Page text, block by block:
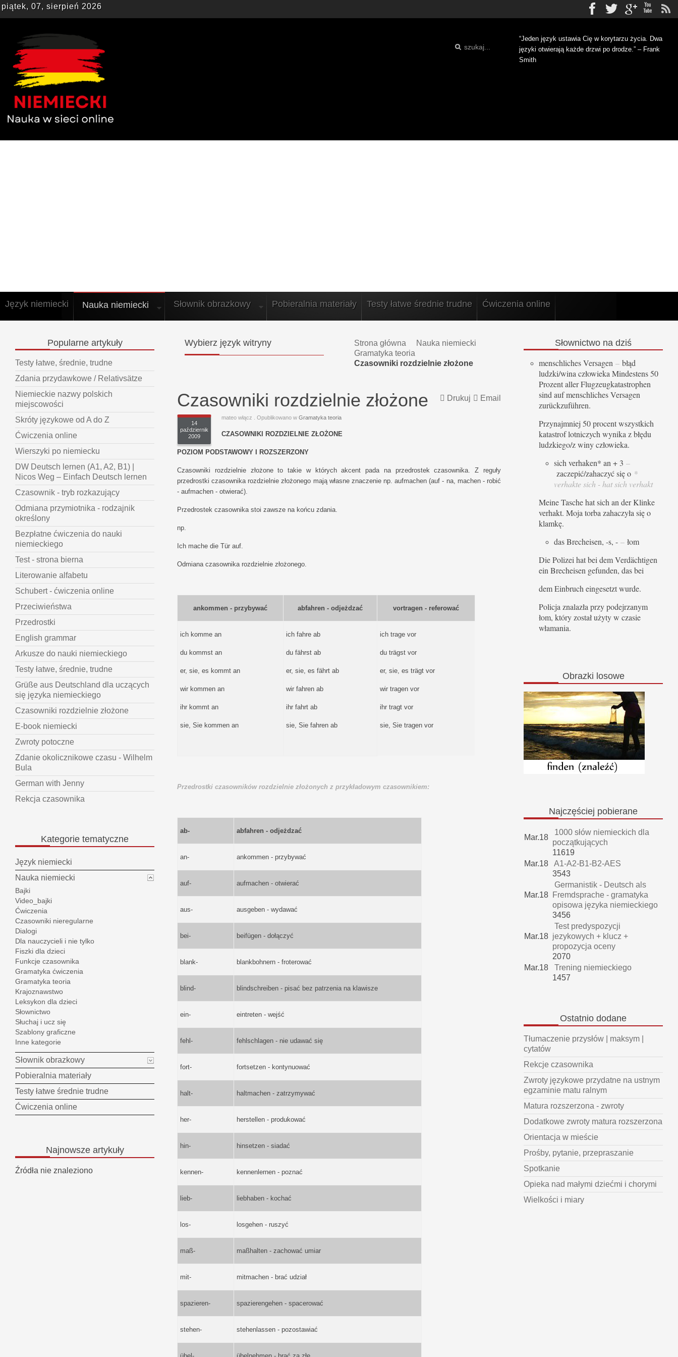
piątek, 07, sierpień 2026 Facebook
Twittergplus
“Jeden język ustawia Cię w korytarzu życia. Dwa
języki otwierają każde drzwi po drodze.” – Frank
Smith
Język niemiecki Nauka niemiecki Słownik obrazkowy Pobieralnia materiały Testy łatwe średnie trudne Ćwiczenia online
Wybierz język witryny Strona główna
Nauka niemiecki
Gramatyka teoria
Czasowniki rozdzielnie złożone
Email
Drukuj
Czasowniki rozdzielnie złożone
mateo włącz
14
październik
2009
. Opublikowano w Gramatyka teoria
CZASOWNIKI ROZDZIELNIE ZŁOŻONE
POZIOM PODSTAWOWY I ROZSZERZONY
Czasowniki rozdzielnie złożone to takie w których akcent pada na przedrostek czasownika. Z reguły
przedrostki czasownika rozdzielnie złożonego mają własne znaczenie np. aufmachen (auf - na, machen - robić
- aufmachen - otwierać).
Przedrostek czasownika stoi zawsze na końcu zdania.
np.
Ich mache die Tür auf.
Odmiana czasownika rozdzielnie złożonego.
ankommen - przybywać abfahren - odjeżdzać vortragen - referować
ich komme an
du kommst an
er, sie, es kommt an
wir kommen an
ihr kommt an
sie, Sie kommen an
ich fahre ab
du fährst ab
er, sie, es fährt ab
wir fahren ab
ihr fahrt ab
sie, Sie fahren ab
ich trage vor
du trägst vor
er, sie, es trägt vor
wir tragen vor
ihr tragt vor
sie, Sie tragen vor
Przedrostki czasowników rozdzielnie złożonych z przykładowym czasownikiem:
ab- abfahren - odjeżdzać
an- ankommen - przybywać
auf- aufmachen - otwierać
aus- ausgeben - wydawać
bei- beifügen - dołączyć
blank- blankbohnern - froterować
blind- blindschreiben - pisać bez patrzenia na klawisze
ein- eintreten - wejść
fehl- fehlschlagen - nie udawać się
fort- fortsetzen - kontynuować
halt- haltmachen - zatrzymywać
her- herstellen - produkować
hin- hinsetzen - siadać
kennen- kennenlernen - poznać
lieb- liebhaben - kochać
los- losgehen - ruszyć
maß- maßhalten - zachować umiar
mit- mitmachen - brać udział
spazieren- spazierengehen - spacerować
stehen- stehenlassen - pozostawiać
Popularneartykuły
Testy łatwe, średnie, trudne
Zdania przydawkowe / Relativsätze
Niemieckie nazwy polskich
miejscowości
Skróty językowe od A do Z
Ćwiczenia online
Wierszyki po niemiecku
DW Deutsch lernen (A1, A2, B1) |
Nicos Weg – Einfach Deutsch lernen
Czasownik - tryb rozkazujący
Odmiana przymiotnika - rodzajnik
określony
Bezpłatne ćwiczenia do nauki
niemieckiego
Test - strona bierna
Literowanie alfabetu
Schubert - ćwiczenia online
Przeciwieństwa
Przedrostki
English grammar
Arkusze do nauki niemieckiego
Testy łatwe, średnie, trudne
Grüße aus Deutschland dla uczących
się języka niemieckiego
Czasowniki rozdzielnie złożone
E-book niemiecki
Zwroty potoczne
Zdanie okolicznikowe czasu - Wilhelm
Bula
German with Jenny
Rekcja czasownika
Kategorie tematyczne
Język niemiecki
Nauka niemiecki
Bajki
Video_bajki
Ćwiczenia
Czasowniki nieregularne
Dialogi
Dla nauczycieli i nie tylko
Fiszki dla dzieci
Funkcje czasownika
Gramatyka ćwiczenia
Gramatyka teoria
Krajoznawstwo
Leksykon dla dzieci
Słownictwo
Słuchaj i ucz się
Szablony graficzne
Inne kategorie
Słownik obrazkowy
Pobieralnia materiały
Testy łatwe średnie trudne
Ćwiczenia online
Najnowszeartykuły
Źródła nie znaleziono
Słownictwo na dziś
menschliches Versagen – błąd
ludzki/wina człowieka Mindestens 50
Prozent aller Flugzeugkatastrophen
sind auf menschliches Versagen
zurückzuführen.
Przynajmniej 50 procent wszystkich
katastrof lotniczych wynika z błędu
ludzkiego/z winy człowieka.
sich verhaken* an + 3 –
zaczepić/zahaczyć się o *
verhakte sich - hat sich verhakt
Meine Tasche hat sich an der Klinke
verhakt. Moja torba zahaczyła się o
klamkę.
das Brecheisen, -s, - – łom
Die Polizei hat bei dem Verdächtigen
ein Brecheisen gefunden, das bei
dem Einbruch eingesetzt wurde.
Policja znalazła przy podejrzanym
łom, który został użyty w czasie
włamania.
Obrazki losowe
Najczęściej pobierane
Mar.18
1000 słów niemieckich dla
początkujących
11619
Mar.18
A1-A2-B1-B2-AES
3543
Mar.18
Germanistik - Deutsch als
Fremdsprache - gramatyka
opisowa języka niemieckiego
3456
Mar.18
Test predyspozycji
jezykowych + klucz +
propozycja oceny
2070
Mar.18
Trening niemieckiego
1457
Ostatnio dodane
Tłumaczenie przysłów | maksym |
cytatów
Rekcje czasownika
Zwroty językowe przydatne na ustnym
egzaminie matu ralnym
Matura rozszerzona - zwroty
Dodatkowe zwroty matura rozszerzona
Orientacja w mieście
Prośby, pytanie, przepraszanie
Spotkanie
Opieka nad małymi dziećmi i chorymi
Wielkości i miary